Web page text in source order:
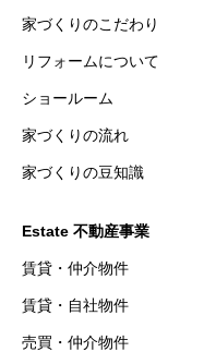
家づくりのこだわり
リフォームについて
ショールーム
家づくりの流れ
家づくりの豆知識
Estate 不動産事業
賃貸・仲介物件
賃貸・自社物件
売買・仲介物件